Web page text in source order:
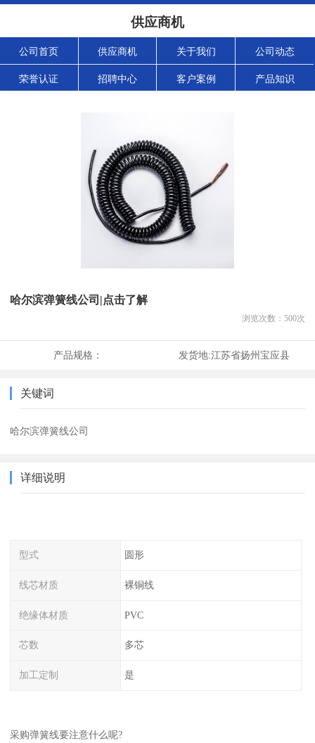
供应商机
公司首页 供应商机 关于我们 公司动态
荣誉认证 招聘中心 客户案例 产品知识
哈尔滨弹簧线公司|点击了解
浏览次数： 500次
产品规格： 发货地:江苏省扬州宝应县
关键词
哈尔滨弹簧线公司
详细说明
型式 圆形
线芯材质 裸铜线
绝缘体材质 PVC
芯数 多芯
加工定制 是
采购弹簧线要注意什么呢?